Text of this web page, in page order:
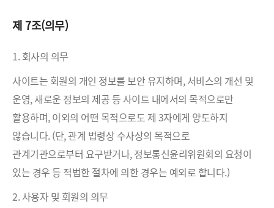
제 7조(의무)
1. 회사의 의무
사이트는 회원의 개인 정보를 보안 유지하며, 서비스의 개선 및
운영, 새로운 정보의 제공 등 사이트 내에서의 목적으로만
활용하며, 이외의 어떤 목적으로도 제 3자에게 양도하지
않습니다. (단, 관계 법령상 수사상의 목적으로
관계기관으로부터 요구받거나, 정보통신윤리위원회의 요청이
있는 경우 등 적법한 절차에 의한 경우는 예외로 합니다.)
2. 사용자 및 회원의 의무